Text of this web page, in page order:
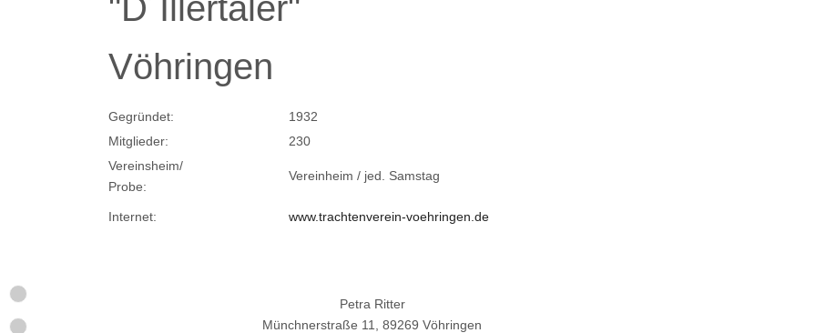
Vöhringen
Gegründet:
1932
Mitglieder:
230
Vereinsheim/
Probe:
Vereinheim / jed. Samstag
Internet: www.trachtenverein-voehringen.de
Petra Ritter
Münchnerstraße 11, 89269 Vöhringen